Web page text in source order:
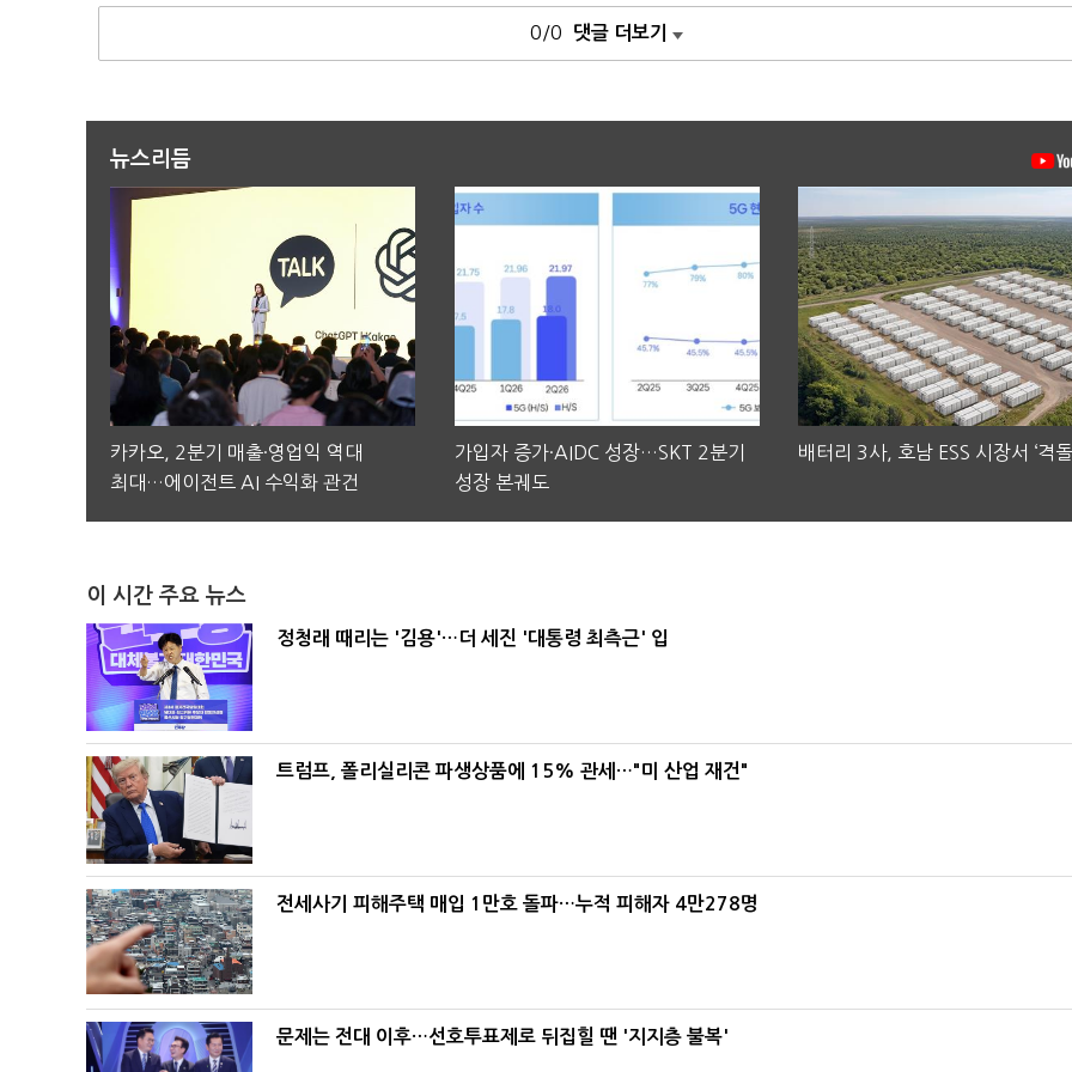
0/0 댓글 더보기
뉴스리듬
카카오, 2분기 매출·영업익 역대
최대…에이전트 AI 수익화 관건
가입자 증가·AIDC 성장…SKT 2분기
성장 본궤도
배터리 3사, 호남 ESS 시장서 ‘격돌
이 시간 주요 뉴스
정청래 때리는 '김용'…더 세진 '대통령 최측근' 입
트럼프, 폴리실리콘 파생상품에 15% 관세…"미 산업 재건"
전세사기 피해주택 매입 1만호 돌파…누적 피해자 4만278명
문제는 전대 이후…선호투표제로 뒤집힐 땐 '지지층 불복'